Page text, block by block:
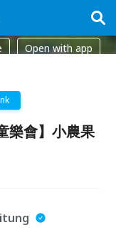
Open with app
樂會】小農果